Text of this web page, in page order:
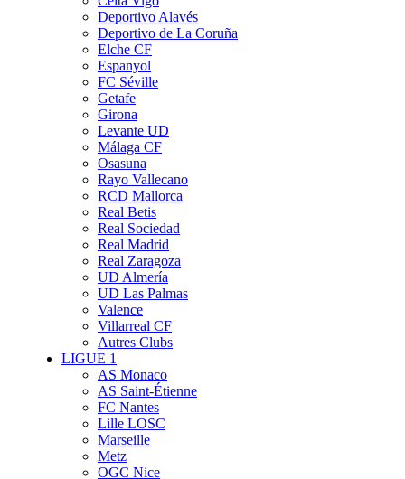
Deportivo Alavés
Deportivo de La Coruña
Elche CF
Espanyol
FC Séville
Getafe
Girona
Levante UD
Málaga CF
Osasuna
Rayo Vallecano
RCD Mallorca
Real Betis
Real Sociedad
Real Madrid
Real Zaragoza
UD Almería
UD Las Palmas
Valence
Villarreal CF
Autres Clubs
LIGUE 1
AS Monaco
AS Saint-Étienne
FC Nantes
Lille LOSC
Marseille
Metz
OGC Nice